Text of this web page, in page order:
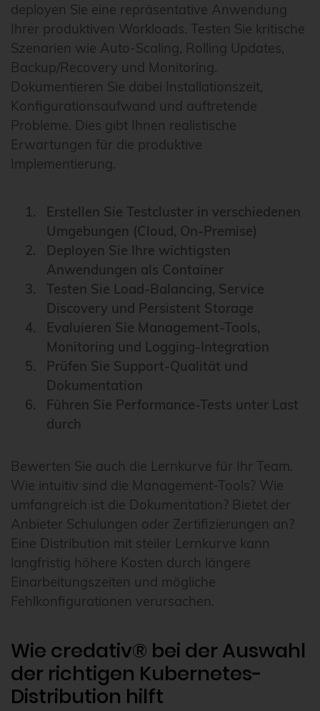
deployen Sie eine repräsentative Anwendung
Ihrer produktiven Workloads. Testen Sie kritische
Szenarien wie Auto-Scaling, Rolling Updates,
Backup/Recovery und Monitoring.
Dokumentieren Sie dabei Installationszeit,
Konfigurationsaufwand und auftretende
Probleme. Dies gibt Ihnen realistische
Erwartungen für die produktive
Implementierung.
Erstellen Sie Testcluster in verschiedenen
Umgebungen (Cloud, On-Premise)
Deployen Sie Ihre wichtigsten
Anwendungen als Container
Testen Sie Load-Balancing, Service
Discovery und Persistent Storage
Evaluieren Sie Management-Tools,
Monitoring und Logging-Integration
Prüfen Sie Support-Qualität und
Dokumentation
Führen Sie Performance-Tests unter Last
durch
Bewerten Sie auch die Lernkurve für Ihr Team.
Wie intuitiv sind die Management-Tools? Wie
umfangreich ist die Dokumentation? Bietet der
Anbieter Schulungen oder Zertifizierungen an?
Eine Distribution mit steiler Lernkurve kann
langfristig höhere Kosten durch längere
Einarbeitungszeiten und mögliche
Fehlkonfigurationen verursachen.
Wie credativ® bei der Auswahl
der richtigen Kubernetes-
Distribution hilft